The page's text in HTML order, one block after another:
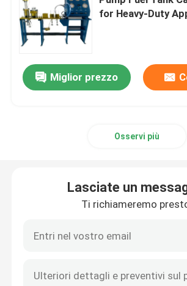
Pompa elettrica idraulica
Dispositivo della prova della valvola
chiavi dinamometriche idrauliche
for Heavy-Duty
Miglior prezzo
Osservi più
Lasciate un
Ti richiameremo